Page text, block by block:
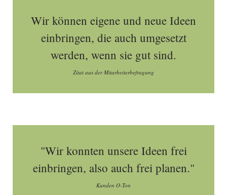
Wir können eigene und neue Ideen
einbringen, die auch umgesetzt
werden, wenn sie gut sind.
Zitat aus der Mitarbeiterbefragung
"Wir konnten unsere Ideen frei
einbringen, also auch frei planen."
Kunden O-Ton